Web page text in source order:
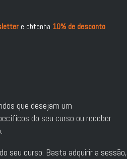
e obtenha 10% de desconto
que desejam um
do seu curso ou receber
seu curso. Basta adquirir a sessão,